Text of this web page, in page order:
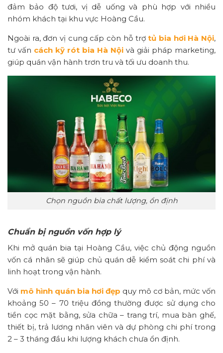
đảm bảo độ tươi, vị dễ uống và phù hợp với nhiều
nhóm khách tại khu vực Hoàng Cầu.
Ngoài ra, đơn vị cung cấp còn hỗ trợtủ bia hơi Hà Nội,
tư vấn cách kỹ rót bia Hà Nội và giải pháp marketing,
giúp quán vận hành trơn tru và tối ưu doanh thu.
Chọn nguồn bia chất lượng, ổn định
Chuẩn bị nguồn vốn hợp lý
Khi mở quán bia tại Hoàng Cầu, việc chủ động nguồn
vốn cá nhân sẽ giúp chủ quán dễ kiểm soát chi phí và
linh hoạt trong vận hành.
Với mô hình quán bia hơi đẹp quy mô cơ bản, mức vốn
khoảng 50 – 70 triệu đồng thường được sử dụng cho
tiền cọc mặt bằng, sửa chữa – trang trí, mua bàn ghế,
thiết bị, trả lương nhân viên và dự phòng chi phí trong
2 – 3 tháng đầu khi lượng khách chưa ổn định.